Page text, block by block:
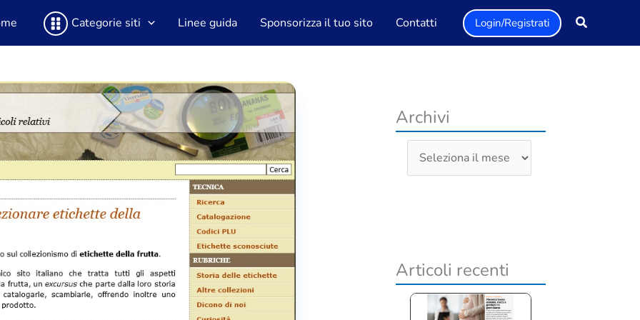
Categorie siti Linee guida Sponsorizza il tuo sito Contatti Login/Registrati
Archivi
r
v
i
Articoli recenti